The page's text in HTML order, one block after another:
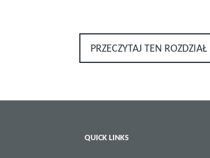
PRZECZYTAJ TEN ROZDZIAŁ
QUICK LINKS